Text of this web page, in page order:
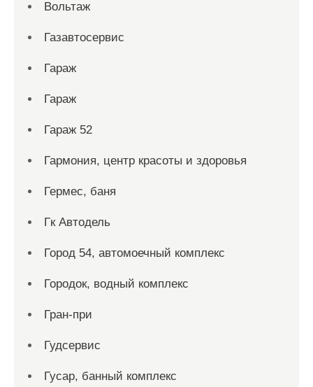
Вольтаж
Газавтосервис
Гараж
Гараж
Гараж 52
Гармония, центр красоты и здоровья
Гермес, баня
Гк Автодель
Город 54, автомоечный комплекс
Городок, водный комплекс
Гран-при
Гудсервис
Гусар, банный комплекс